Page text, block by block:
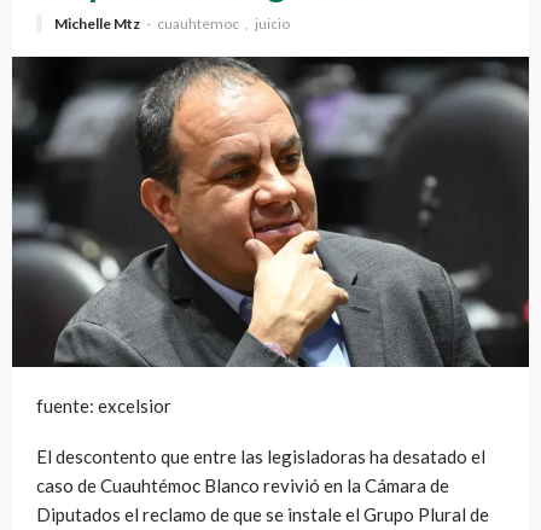
Michelle Mtz cuauhtemoc juicio
fuente: excelsior
El descontento que entre las legisladoras ha desatado el
caso de Cuauhtémoc Blanco revivió en la Cámara de
Diputados el reclamo de que se instale el Grupo Plural de